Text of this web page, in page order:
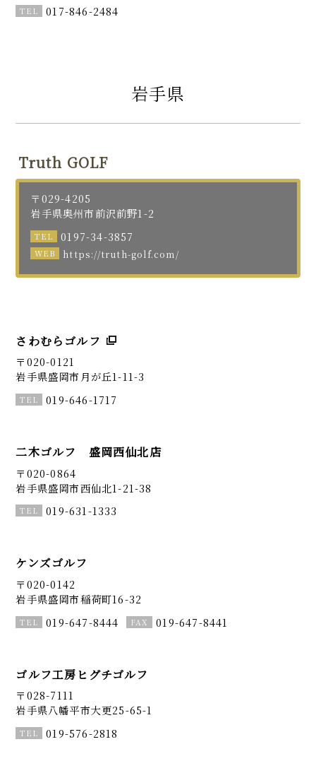
017-846-2484
岩手県
Truth GOLF
〒029-4205
岩手県奥州市前沢前野1-2
0197-34-3857
https://truth-golf.com/
さわむらゴルフ
〒020-0121
岩手県盛岡市月が丘1-11-3
019-646-1717
二木ゴルフ 盛岡西仙北店
〒020-0864
岩手県盛岡市西仙北1-21-38
019-631-1333
ケンズゴルフ
〒020-0142
岩手県盛岡市稲荷町16-32
019-647-8444
019-647-8441
ゴルフ工房ヒグチゴルフ
〒028-7111
岩手県八幡平市大更25-65-1
019-576-2818